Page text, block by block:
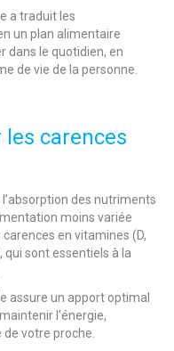
a traduit les
un plan alimentaire
dans le quotidien, en
de vie de la personne.
carences
des nutriments
moins variée
en vitamines (D,
qui sont essentiels à la
assure un apport optimal
l’énergie,
votre proche.